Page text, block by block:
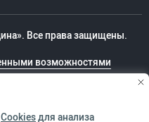
Все права защищены.
возможностями
Cookiesдля анализа